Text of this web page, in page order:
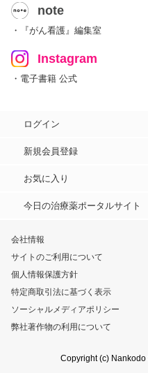
note
・『がん看護』編集室
Instagram
・電子書籍 公式
ログイン
新規会員登録
お気に入り
今日の治療薬ポータルサイト
会社情報
サイトのご利用について
個人情報保護方針
特定商取引法に基づく表示
ソーシャルメディアポリシー
弊社著作物の利用について
Copyright (c)